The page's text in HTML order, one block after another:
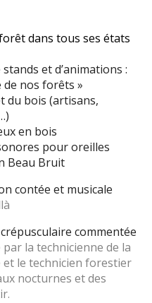
dans tous ses états
et d’animations :
nos forêts »
du bois (artisans,
en bois
pour oreilles
Beau Bruit
contée et musicale
commentée
la technicienne de la
le technicien forestier
nocturnes et des